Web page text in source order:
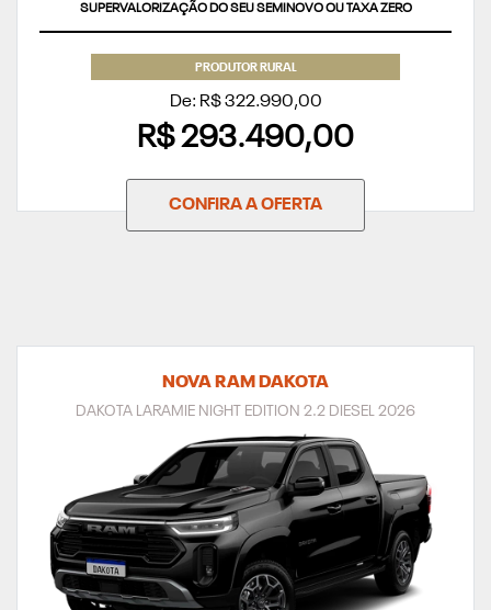
SUPERVALORIZAÇÃO DO SEU SEMINOVO OU TAXA ZERO
PRODUTOR RURAL
De: R$ 322.990,00
R$ 293.490,00
CONFIRA A OFERTA
NOVA RAM DAKOTA
DAKOTA LARAMIE NIGHT EDITION 2.2 DIESEL 2026